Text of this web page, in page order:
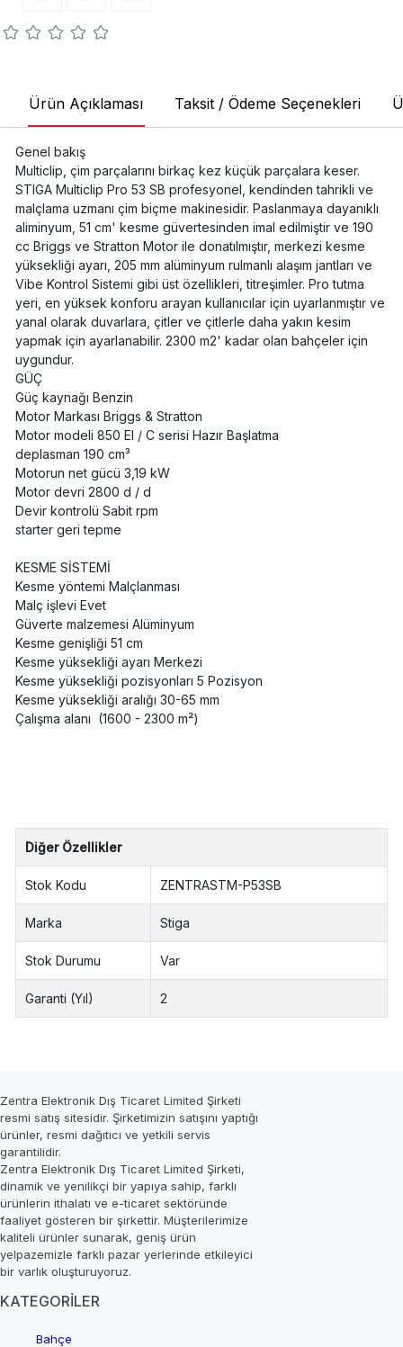
Ürün Açıklaması Taksit / Ödeme Seçenekleri
Genel bakış
Multiclip, çim parçalarını birkaç kez küçük parçalara keser.
STIGA Multiclip Pro 53 SB profesyonel, kendinden tahrikli ve
malçlama uzmanı çim biçme makinesidir. Paslanmaya dayanıklı
aliminyum, 51 cm' kesme güvertesinden imal edilmiştir ve 190
cc Briggs ve Stratton Motor ile donatılmıştır, merkezi kesme
yüksekliği ayarı, 205 mm alüminyum rulmanlı alaşım jantları ve
Vibe Kontrol Sistemi gibi üst özellikleri, titreşimler. Pro tutma
yeri, en yüksek konforu arayan kullanıcılar için uyarlanmıştır ve
yanal olarak duvarlara, çitler ve çitlerle daha yakın kesim
yapmak için ayarlanabilir. 2300 m2' kadar olan bahçeler için
uygundur.
GÜÇ
Güç kaynağı Benzin
Motor Markası Briggs & Stratton
Motor modeli 850 EI / C serisi Hazır Başlatma
deplasman 190 cm³
Motorun net gücü 3,19 kW
Motor devri 2800 d / d
Devir kontrolü Sabit rpm
starter geri tepme
KESME SİSTEMİ
Kesme yöntemi Malçlanması
Malç işlevi Evet
Güverte malzemesi Alüminyum
Kesme genişliği 51 cm
Kesme yüksekliği ayarı Merkezi
Kesme yüksekliği pozisyonları 5 Pozisyon
Kesme yüksekliği aralığı 30-65 mm
Çalışma alanı (1600 - 2300 m²)
Diğer Özellikler
Stok Kodu ZENTRASTM-P53SB
Marka Stiga
Stok Durumu Var
Garanti (Yıl) 2
Zentra Elektronik Dış Ticaret Limited Şirketi
resmi satış sitesidir. Şirketimizin satışını yaptığı
ürünler, resmi dağıtıcı ve yetkili servis
garantilidir.
Zentra Elektronik Dış Ticaret Limited Şirketi,
dinamik ve yenilikçi bir yapıya sahip, farklı
ürünlerin ithalatı ve e-ticaret sektöründe
faaliyet gösteren bir şirkettir. Müşterilerimize
kaliteli ürünler sunarak, geniş ürün
yelpazemizle farklı pazar yerlerinde etkileyici
bir varlık oluşturuyoruz.
KATEGORİLER
Bahçe